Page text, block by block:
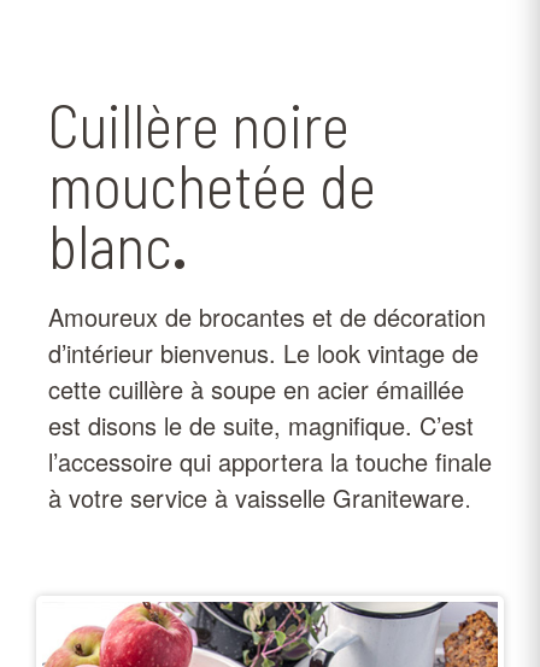
Cuillère noire
mouchetée de
blanc.
Amoureux de brocantes et de décoration
d’intérieur bienvenus. Le look vintage de
cette cuillère à soupe en acier émaillée
est disons le de suite, magnifique. C’est
l’accessoire qui apportera la touche finale
à votre service à vaisselle Graniteware